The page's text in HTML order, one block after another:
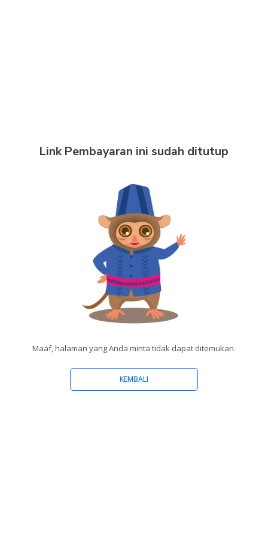
Link Pembayaran ini sudah ditutup
Maaf, halaman yang Anda minta tidak dapat ditemukan.
KEMBALI